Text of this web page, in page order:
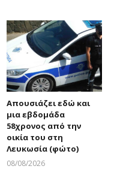
Απουσιάζει εδώ και
μια εβδομάδα
58χρονος από την
οικία του στη
Λευκωσία (φώτο)
08/08/2026